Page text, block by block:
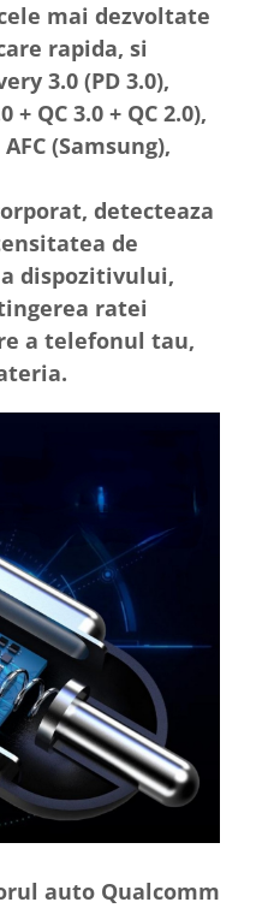
mai dezvoltate
rapida, si
3.0 (PD 3.0),
+ QC 3.0 + QC 2.0),
(Samsung),
detecteaza
de
dispozitivului,
ratei
a telefonul tau,
auto Qualcomm